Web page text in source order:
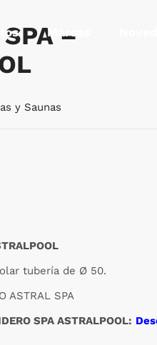
Marcas
–
y Saunas
tubería de Ø 50.
ASTRAL SPA
SPA ASTRALPOOL: